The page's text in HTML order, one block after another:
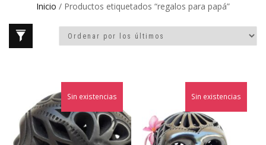
Inicio / Productos etiquetados “regalos para papá”
Sin existencias Sin existencias